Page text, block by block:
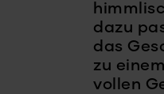
dazu
das
zu
vollen